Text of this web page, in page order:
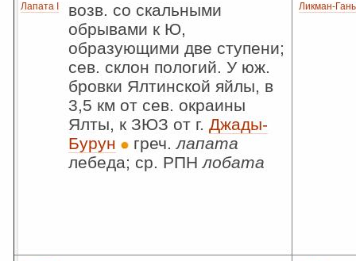
Лапата I
возв. со скальными
обрывами к Ю,
образующими две ступени;
сев. склон пологий. У юж.
бровки Ялтинской яйлы, в
3,5 км от сев. окраины
Ялты, к ЗЮЗ от г. Джады-
Бурун
греч.лапата
лебеда; ср. РПНлобата
Ликман-